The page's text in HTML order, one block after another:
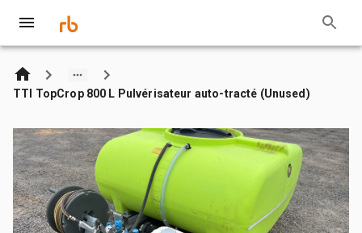
TTI TopCrop 800 L Pulvérisateur auto-tracté (Unused)